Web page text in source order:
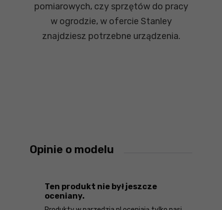
pomiarowych, czy sprzętów do pracy
w ogrodzie, w ofercie Stanley
znajdziesz potrzebne urządzenia.
Opinie o modelu
Ten produkt nie był jeszcze
oceniany.